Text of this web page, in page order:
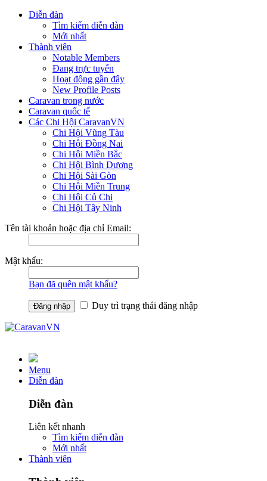
Diễn đàn
Tìm kiếm diễn đàn
Mới nhất
Thành viên
Notable Members
Đang trực tuyến
Hoạt động gần đây
New Profile Posts
Caravan trong nước
Caravan quốc tế
Các Chi Hội CaravanVN
Chi Hội Vũng Tàu
Chi Hội Đồng Nai
Chi Hội Miền Bắc
Chi Hội Bình Dương
Chi Hội Sài Gòn
Chi Hội Miền Trung
Chi Hội Củ Chi
Chi Hội Tây Ninh
Tên tài khoản hoặc địa chỉ Email:
Mật khẩu:
Bạn đã quên mật khẩu?
Duy trì trạng thái đăng nhập
Menu
Diễn đàn
Diễn đàn
Liên kết nhanh
Tìm kiếm diễn đàn
Mới nhất
Thành viên